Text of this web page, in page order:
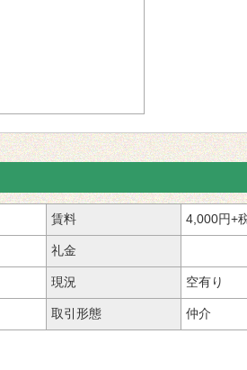
賃料 4,000円+
礼金
現況 空有り
取引形態 仲介